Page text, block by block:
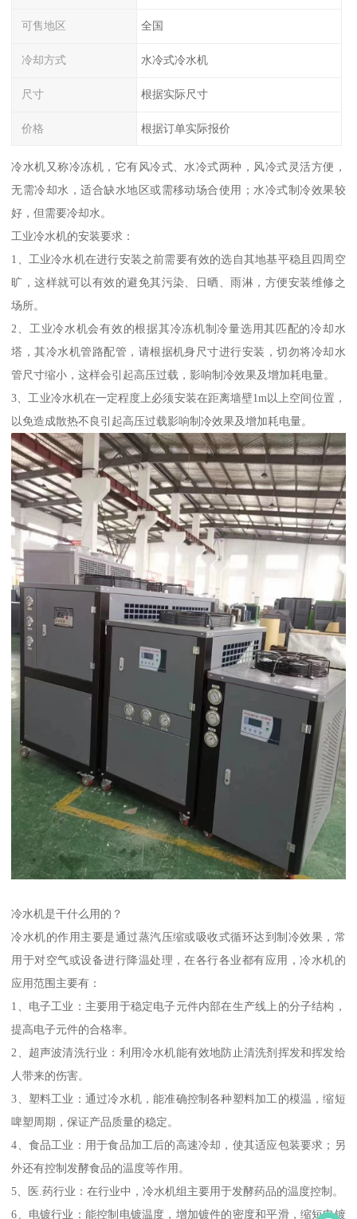
可售地区 全国
冷却方式 水冷式冷水机
尺寸 根据实际尺寸
价格 根据订单实际报价
冷水机又称冷冻机，它有风冷式、水冷式两种，风冷式灵活方便，
无需冷却水，适合缺水地区或需移动场合使用；水冷式制冷效果较
好，但需要冷却水。
工业冷水机的安装要求：
1、工业冷水机在进行安装之前需要有效的选自其地基平稳且四周空
旷，这样就可以有效的避免其污染、日晒、雨淋，方便安装维修之
场所。
2、工业冷水机会有效的根据其冷冻机制冷量选用其匹配的冷却水
塔，其冷水机管路配管，请根据机身尺寸进行安装，切勿将冷却水
管尺寸缩小，这样会引起高压过载，影响制冷效果及增加耗电量。
3、工业冷水机在一定程度上必须安装在距离墙壁1m以上空间位置，
以免造成散热不良引起高压过载影响制冷效果及增加耗电量。
冷水机是干什么用的？
冷水机的作用主要是通过蒸汽压缩或吸收式循环达到制冷效果，常
用于对空气或设备进行降温处理，在各行各业都有应用，冷水机的
应用范围主要有：
1、电子工业：主要用于稳定电子元件内部在生产线上的分子结构，
提高电子元件的合格率。
2、超声波清洗行业：利用冷水机能有效地防止清洗剂挥发和挥发给
人带来的伤害。
3、塑料工业：通过冷水机，能准确控制各种塑料加工的模温，缩短
啤塑周期，保证产品质量的稳定。
4、食品工业：用于食品加工后的高速冷却，使其适应包装要求；另
外还有控制发酵食品的温度等作用。
5、医.药行业：在行业中，冷水机组主要用于发酵药品的温度控制。
6、电镀行业：能控制电镀温度，增加镀件的密度和平滑，缩短电镀